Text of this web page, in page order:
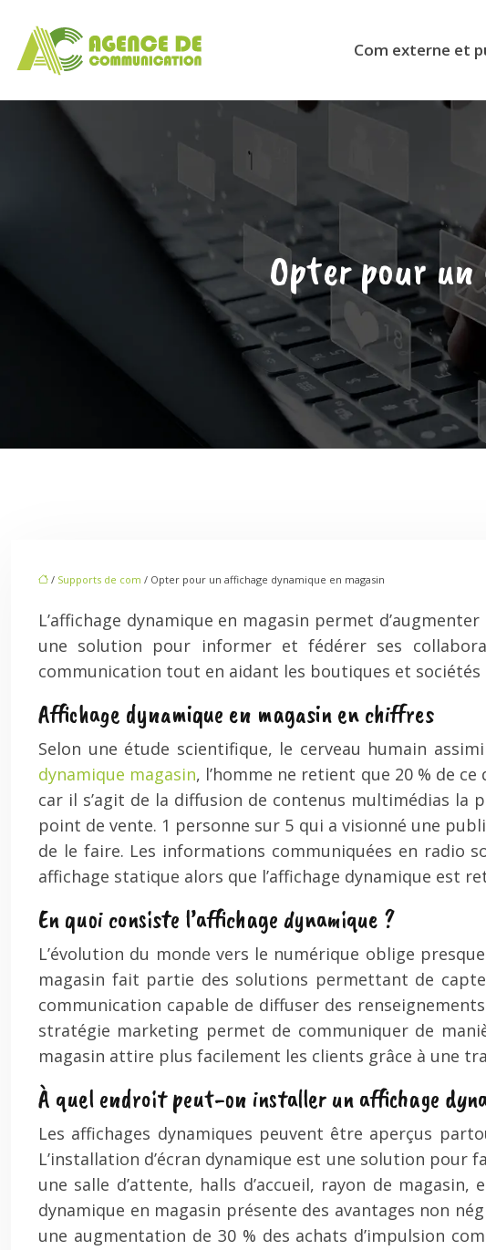
Com externe et
Opter pour un
/ Supports de com / Opter pour un affichage dynamique en magasin
L’affichage dynamique en magasin permet
une solution pour informer et fédérer ses
communication tout en aidant les boutiques et
Affichage dynamique en magasin en chiffres
Selon une étude scientifique, le cerveau humain
dynamique magasin, l’homme ne retient que 20 % de
car il s’agit de la diffusion de contenus multimédias la
point de vente. 1 personne sur 5 qui a visionné une
de le faire. Les informations communiquées en radio
affichage statique alors que l’affichage dynamique est
En quoi consiste l’affichage dynamique ?
L’évolution du monde vers le numérique oblige
magasin fait partie des solutions permettant de
communication capable de diffuser des
stratégie marketing permet de communiquer de
magasin attire plus facilement les clients grâce à une
À quel endroit peut-on installer un affichage
Les affichages dynamiques peuvent être aperçus
L’installation d’écran dynamique est une solution
une salle d’attente, halls d’accueil, rayon de
dynamique en magasin présente des avantages non
une augmentation de 30 % des achats d’impulsion